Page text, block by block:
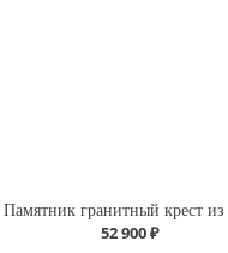
52 900 ₽